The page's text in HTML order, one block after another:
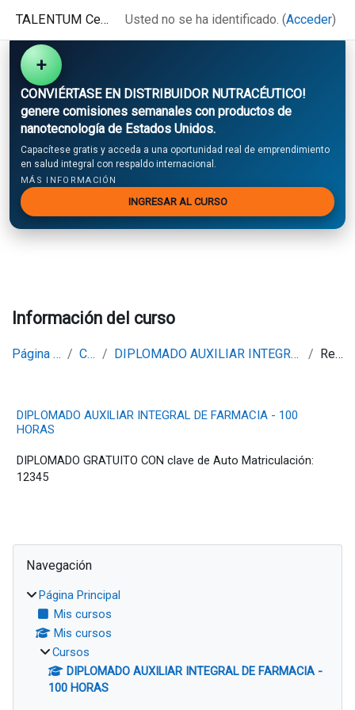
+
CONVIÉRTASE EN DISTRIBUIDOR NUTRACÉUTICO!
genere comisiones semanales con productos de
nanotecnología de Estados Unidos.
Capacítese gratis y acceda a una oportunidad real de emprendimiento
en salud integral con respaldo internacional.
MÁS INFORMACIÓN
INGRESAR AL CURSO
TALENTUM Centro de Educación Superior Internacional Usted no se ha identificado. (Acceder)
Información del curso
Página Principal Cursos DIPLOMADO AUXILIAR INTEGRAL DE FARMACIA - 100 HORAS Resumen
DIPLOMADO AUXILIAR INTEGRAL DE FARMACIA - 100
HORAS
DIPLOMADO GRATUITO CON clave de Auto Matriculación:
12345
Navegación
Página Principal
Mis cursos
Mis cursos
Cursos
DIPLOMADO AUXILIAR INTEGRAL DE FARMACIA -
100 HORAS